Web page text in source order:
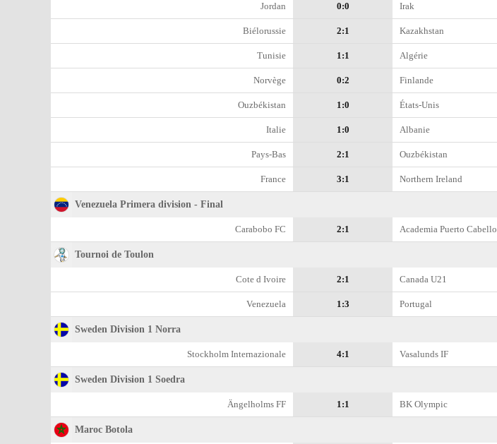
Jordan 0:0 Irak
Biélorussie 2:1 Kazakhstan
Tunisie 1:1 Algérie
Norvège 0:2 Finlande
Ouzbékistan 1:0 États-Unis
Italie 1:0 Albanie
Pays-Bas 2:1 Ouzbékistan
France 3:1 Northern Ireland
Venezuela Primera division - Final
Carabobo FC 2:1 Academia Puerto Cabello
Tournoi de Toulon
Cоte d Ivoire 2:1 Canada U21
Venezuela 1:3 Portugal
Sweden Division 1 Norra
Stockholm Internazionale 4:1 Vasalunds IF
Sweden Division 1 Soedra
Ängelholms FF 1:1 BK Olympic
Maroc Botola